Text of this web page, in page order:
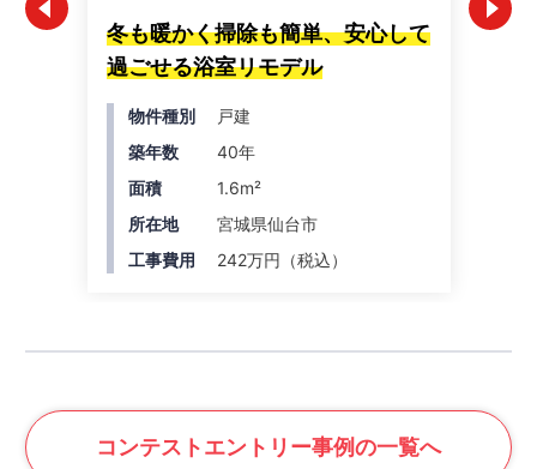
冬も暖かく掃除も簡単、安心して
過ごせる浴室リモデル
物件種別
戸建
築年数
40年
面積
1.6m²
所在地
宮城県仙台市
工事費用
242万円（税込）
コンテストエントリー事例の一覧へ